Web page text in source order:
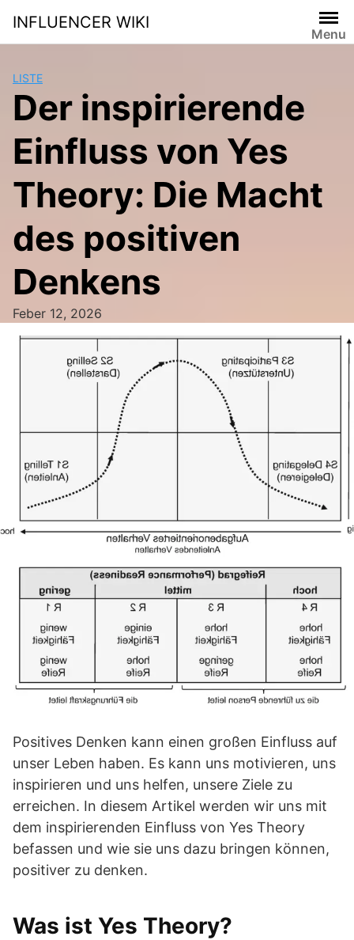
content
INFLUENCER WIKI
Menu
LISTE
Der inspirierende
Einfluss von Yes
Theory: Die Macht
des positiven
Denkens
Feber 12, 2026
Positives Denken kann einen großen Einfluss auf
unser Leben haben. Es kann uns motivieren, uns
inspirieren und uns helfen, unsere Ziele zu
erreichen. In diesem Artikel werden wir uns mit
dem inspirierenden Einfluss von Yes Theory
befassen und wie sie uns dazu bringen können,
positiver zu denken.
Was ist Yes Theory?